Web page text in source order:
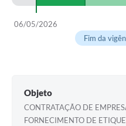
FROTAS
Patrimônio Cultural
Terceiro Setor
Turismo Geral
06/05/2026
Fim da
Objeto
CONTRATAÇÃO DE
FORNECIMENTO DE